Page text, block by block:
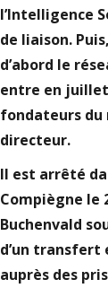
l’Intelligence
de liaison.
d’abord le
entre en juillet
fondateurs
directeur.
Il est arrêté
Compiègne le
Buchenvald
d’un transfert
auprès des